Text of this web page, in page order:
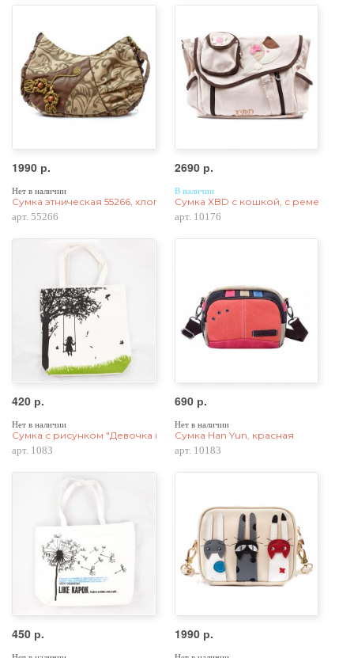
1990 р.
Нет в наличии
Сумка этническая 55266, хлопок
арт. 55266
2690 р.
В наличии
Сумка XBD с кошкой, с ремешком
арт. 10176
420 р.
Нет в наличии
Сумка с рисунком "Девочка на качелях"
арт. 1083
690 р.
Нет в наличии
Сумка Han Yun, красная
арт. 10183
450 р. 1990 р.